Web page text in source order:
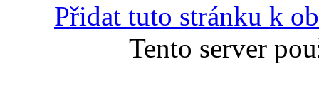
Přidat tuto stránku k
Tento server